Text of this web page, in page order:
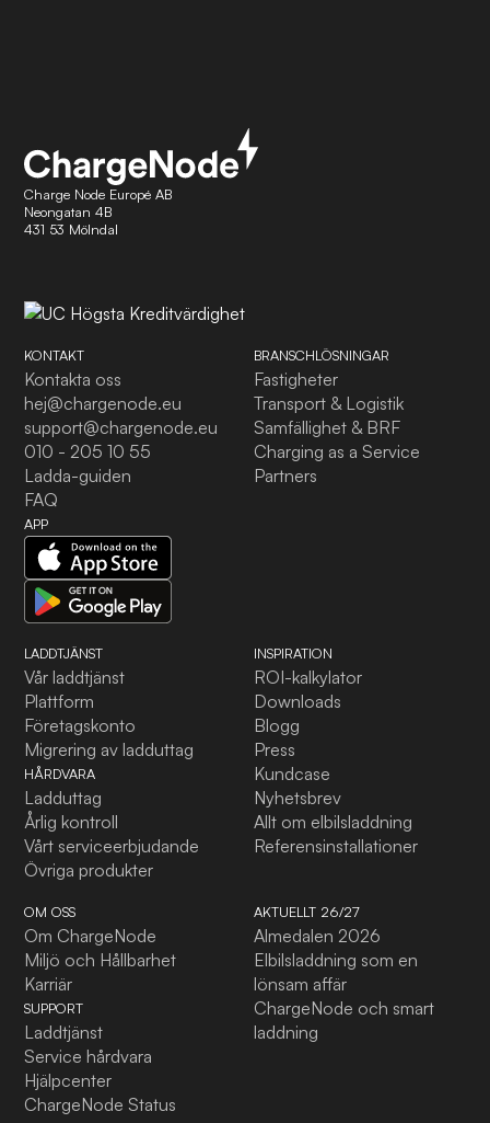
Charge Node Europé AB
Neongatan 4B
431 53 Mölndal
KONTAKT
Kontakta oss
hej@chargenode.eu
support@chargenode.eu
010 - 205 10 55
Ladda-guiden
FAQ
APP
BRANSCHLÖSNINGAR
Fastigheter
Transport & Logistik
Samfällighet & BRF
Charging as a Service
Partners
LADDTJÄNST
Vår laddtjänst
Plattform
Företagskonto
Migrering av ladduttag
HÅRDVARA
Ladduttag
Årlig kontroll
Vårt serviceerbjudande
Övriga produkter
INSPIRATION
ROI-kalkylator
Downloads
Blogg
Press
Kundcase
Nyhetsbrev
Allt om elbilsladdning
Referensinstallationer
OM OSS
Om ChargeNode
Miljö och Hållbarhet
Karriär
SUPPORT
Laddtjänst
Service hårdvara
Hjälpcenter
ChargeNode Status
AKTUELLT 26/27
Almedalen 2026
Elbilsladdning som en
lönsam affär
ChargeNode och smart
laddning